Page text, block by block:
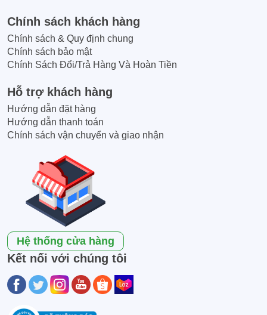
Chính sách khách hàng
Chính sách & Quy định chung
Chính sách bảo mật
Chính Sách Đổi/Trả Hàng Và Hoàn Tiền
Hỗ trợ khách hàng
Hướng dẫn đặt hàng
Hướng dẫn thanh toán
Chính sách vận chuyển và giao nhận
Hệ thống cửa hàng
Kết nối với chúng tôi